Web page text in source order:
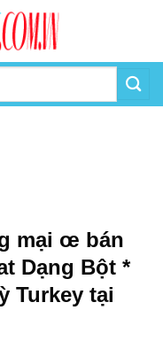
mại œ bán
Dạng Bột *
Turkey tại